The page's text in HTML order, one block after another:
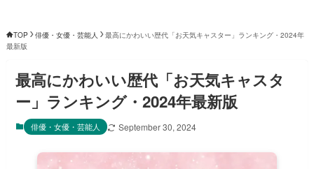
TOP 俳優・女優・芸能人
最高にかわいい歴代「お天気キャスター」ランキング・2024年
最新版
最高にかわいい歴代「お天気キャスタ
ー」ランキング・2024年最新版
俳優・女優・芸能人 September 30, 2024